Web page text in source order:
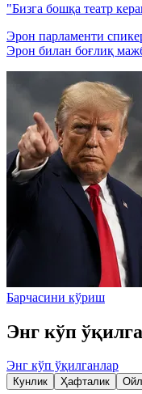
"Бизга бошқа театр
Эрон парламенти
Эрон билан боғлиқ
Барчасини кўриш
Энг кўп
Энг кўп ўқилганлар
Кунлик Ҳафталик